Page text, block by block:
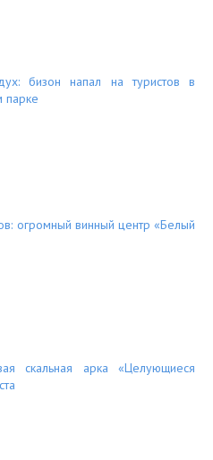
бизон напал на туристов в
парке
огромный винный центр «Белый
скальная арка «Целующиеся